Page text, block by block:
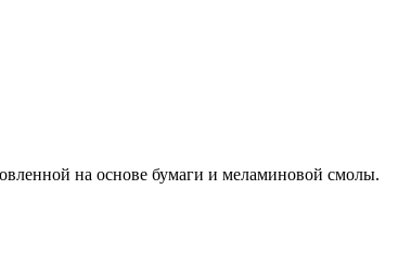
на основе бумаги и меламиновой смолы.